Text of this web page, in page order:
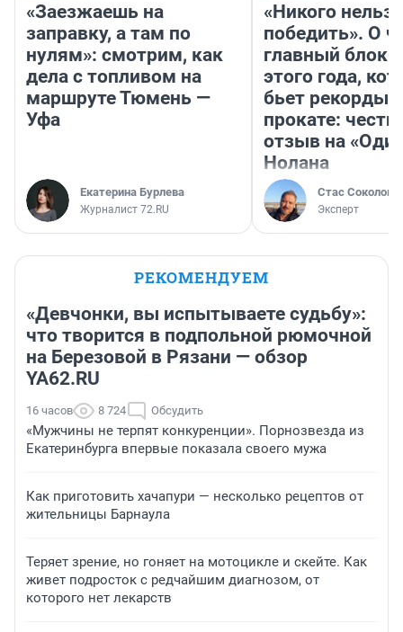
«Заезжаешь на
заправку, а там по
нулям»: смотрим, как
дела с топливом на
маршруте Тюмень —
Уфа
Екатерина Бурлева
Журналист 72.RU
«Никого нельзя
победить». О
главный
этого года,
бьет рекорды в
прокате:
отзыв на
Нолана
Стас Соколов
Эксперт
РЕКОМЕНДУЕМ
«Девчонки, вы испытываете судьбу»:
что творится в подпольной рюмочной
на Березовой в Рязани — обзор
YA62.RU
16 часов 8 724 Обсудить
«Мужчины не терпят конкуренции». Порнозвезда из
Екатеринбурга впервые показала своего мужа
Как приготовить хачапури — несколько рецептов от
жительницы Барнаула
Теряет зрение, но гоняет на мотоцикле и скейте. Как
живет подросток с редчайшим диагнозом, от
которого нет лекарств